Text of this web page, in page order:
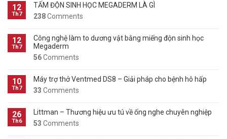
12
Th7
TẤM ĐỘN SINH HỌC MEGADERM LÀ GÌ
238Comments
12
Th7
Công nghệ làm to dương vật bằng miếng độn sinh học
Megaderm
56Comments
10
Th7
Máy trợ thở Ventmed DS8 – Giải pháp cho bệnh hô hấp
33 Comments
26
Th6
Littman – Thương hiệu ưu tú về ống nghe chuyên nghiệp
53 Comments